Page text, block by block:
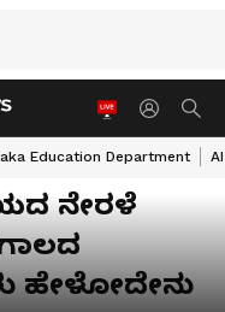
Education Department
ನೇರಳೆ
ಹೇಳೋದೇನು